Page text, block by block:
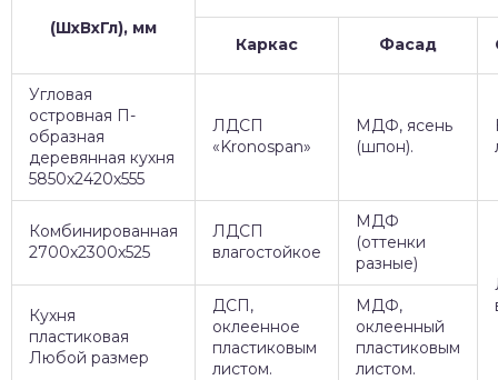
(ШхВхГл), мм
Каркас Фасад
Угловая
островная П-
образная
деревянная кухня
5850х2420х555
ЛДСП
«Kronospan»
МДФ, ясень
(шпон).
Комбинированная
2700х2300х525
ЛДСП
влагостойкое
МДФ
(оттенки
разные)
Кухня
пластиковая
Любой размер
ДСП,
оклеенное
пластиковым
листом.
МДФ,
оклеенный
пластиковым
листом.